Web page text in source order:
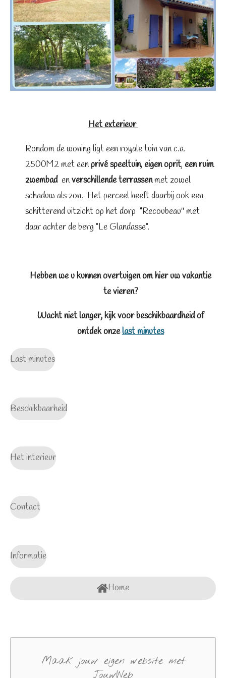
Het exterieur
Rondom de woning ligt een royale tuin van c.a.
2500M2 met eenprivé speeltuin, eigen oprit, een ruim
zwembad enverschillende terrassenmet zowel
schaduw als zon. Het perceel heeft daarbij ook een
schitterend uitzicht op het dorp "Recoubeau'' met
daar achter de berg "Le Glandasse".
Hebben we u kunnen overtuigen om hier uw vakantie
te vieren?
Wacht niet langer, kijk voorbeschikbaardheidof
ontdek onzelast minutes
Last minutes
Beschikbaarheid
Het interieur
Contact
Informatie
Home
Maak jouw eigen website met
JouwWeb